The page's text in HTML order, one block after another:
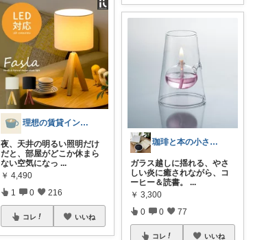
理想の賃貸インテリア
夜、天井の明るい照明だけ
だと、部屋がどこか休まら
ない空気になっ ...
￥ 4,490
1 0 216
コレ いいね
珈琲と本の小さな喫茶店☕️📕
ガラス越しに揺れる、やさ
しい炎に癒されながら、コ
ーヒー＆読書。
...
￥ 3,300
0 0 77
コレ いいね